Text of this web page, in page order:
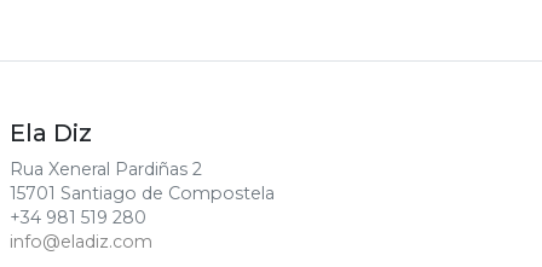
Ela Diz
Rua Xeneral Pardiñas 2
15701 Santiago de Compostela
+34 981 519 280
info@eladiz.com